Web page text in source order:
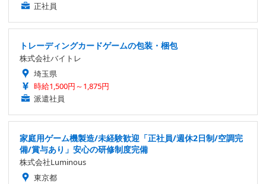
正社員
トレーディングカードゲームの包装・梱包
株式会社バイトレ
埼玉県
時給1,500円～1,875円
派遣社員
家庭用ゲーム機製造/未経験歓迎「正社員/週休2日制/空調完
備/賞与あり」安心の研修制度完備
株式会社Luminous
東京都